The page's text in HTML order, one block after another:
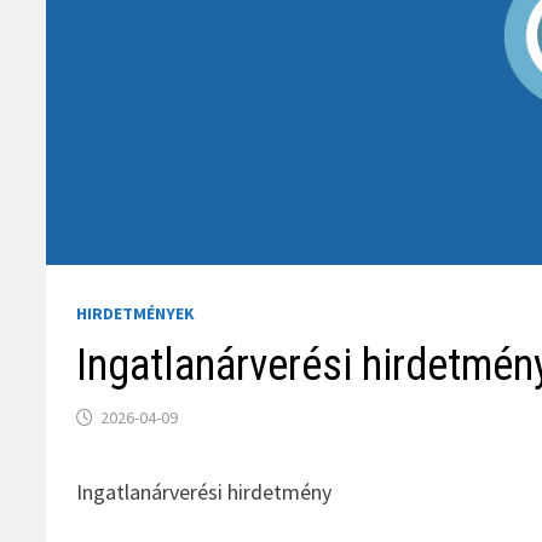
HIRDETMÉNYEK
Ingatlanárverési
2026-04-09
Ingatlanárverési hirdetmény